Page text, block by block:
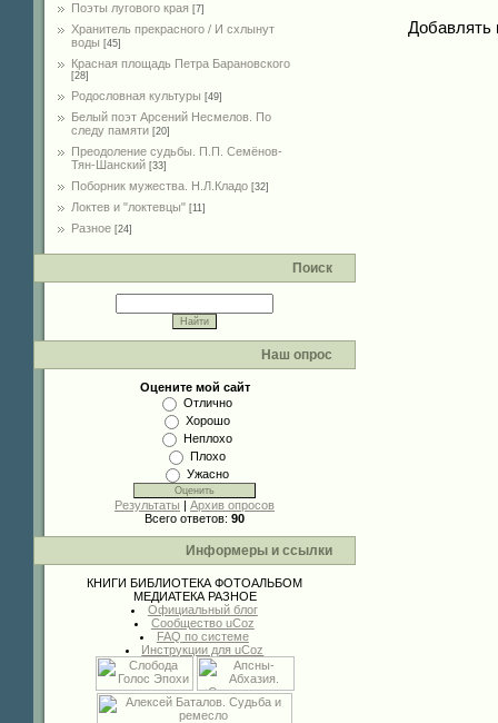
Поэты лугового края [7]
Хранитель прекрасного / И схлынут
воды [45]
Красная площадь Петра Барановского
[28]
Родословная культуры [49]
Белый поэт Арсений Несмелов. По
следу памяти [20]
Преодоление судьбы. П.П. Семёнов-
Тян-Шанский [33]
Поборник мужества. Н.Л.Кладо [32]
Локтев и "локтевцы" [11]
Разное [24]
Поиск
Наш опрос
Оцените мой сайт
Отлично
Хорошо
Неплохо
Плохо
Ужасно
Результаты | Архив опросов
Всего ответов: 90
Информеры и ссылки
КНИГИ БИБЛИОТЕКА ФОТОАЛЬБОМ
МЕДИАТЕКА РАЗНОЕ
Официальный блог
Сообщество uCoz
FAQ по системе
Инструкции для uCoz
Добавлять